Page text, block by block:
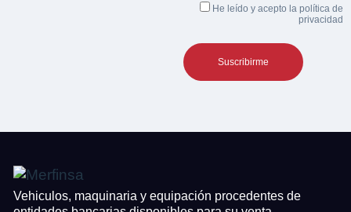
He leído y acepto la política de
privacidad
Vehiculos, maquinaria y equipación procedentes de